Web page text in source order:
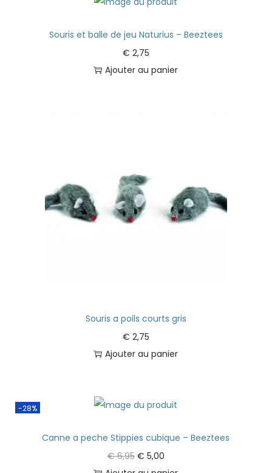
Souris et balle de jeu Naturius – Beeztees
€ 2,75
Ajouter au panier
Souris a poils courts gris
€ 2,75
Ajouter au panier
-28%
Canne a peche Stippies cubique – Beeztees
€6,95 € 5,00